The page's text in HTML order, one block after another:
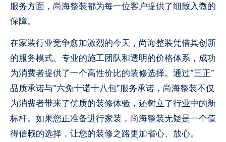
服务方面，尚海整装都为每一位客户提供了细致入微的
保障。
在家装行业竞争愈加激烈的今天，尚海整装凭借其创新
的服务模式、专业的施工团队和透明的价格体系，成功
为消费者提供了一个高性价比的装修选择。通过“三正”
品质承诺与“六免十诺十八包”服务承诺，尚海整装不仅
为消费者带来了优质的装修体验，还树立了行业中的新
标杆。如果您正准备进行家装，尚海整装无疑是一个值
得信赖的选择，让您的装修之路更加省心、放心。